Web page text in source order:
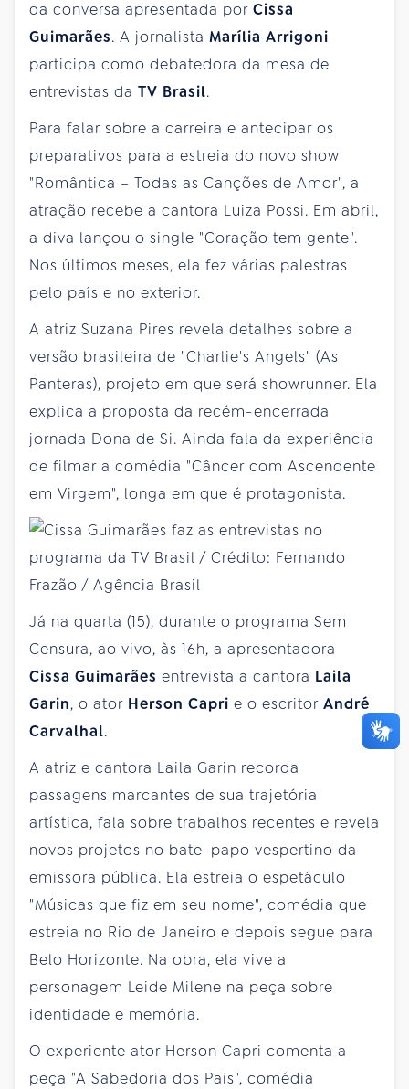
da conversa apresentada por Cissa
Guimarães. A jornalista Marília Arrigoni
participa como debatedora da mesa de
entrevistas da TV Brasil.
Para falar sobre a carreira e antecipar os
preparativos para a estreia do novo show
"Romântica – Todas as Canções de Amor", a
atração recebe a cantora Luiza Possi. Em abril,
a diva lançou o single "Coração tem gente".
Nos últimos meses, ela fez várias palestras
pelo país e no exterior.
A atriz Suzana Pires revela detalhes sobre a
versão brasileira de "Charlie's Angels" (As
Panteras), projeto em que será showrunner. Ela
explica a proposta da recém-encerrada
jornada Dona de Si. Ainda fala da experiência
de filmar a comédia "Câncer com Ascendente
em Virgem", longa em que é protagonista.
Já na quarta (15), durante o programa Sem
Censura, ao vivo, às 16h, a apresentadora
Cissa Guimarães entrevista a cantora Laila
Garin, o ator Herson Capri e o escritor André
Carvalhal.
A atriz e cantora Laila Garin recorda
passagens marcantes de sua trajetória
artística, fala sobre trabalhos recentes e revela
novos projetos no bate-papo vespertino da
emissora pública. Ela estreia o espetáculo
"Músicas que fiz em seu nome", comédia que
estreia no Rio de Janeiro e depois segue para
Belo Horizonte. Na obra, ela vive a
personagem Leide Milene na peça sobre
identidade e memória.
O experiente ator Herson Capri comenta a
peça "A Sabedoria dos Pais", comédia